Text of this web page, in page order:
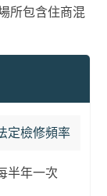
所包含住商混
定檢修頻率
半年一次